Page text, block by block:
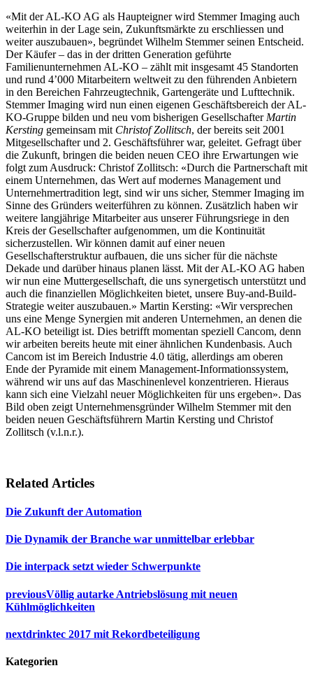
«Mit der AL-KO AG als Haupteigner wird Stemmer Imaging auch
weiterhin in der Lage sein, Zukunftsmärkte zu erschliessen und
weiter auszubauen», begründet Wilhelm Stemmer seinen Entscheid.
Der Käufer – das in der dritten Generation geführte
Familienunternehmen AL-KO – zählt mit insgesamt 45 Standorten
und rund 4’000 Mitarbeitern weltweit zu den führenden Anbietern
in den Bereichen Fahrzeugtechnik, Gartengeräte und Lufttechnik.
Stemmer Imaging wird nun einen eigenen Geschäftsbereich der AL-
KO-Gruppe bilden und neu vom bisherigen Gesellschafter Martin
Kersting gemeinsam mit Christof Zollitsch, der bereits seit 2001
Mitgesellschafter und 2. Geschäftsführer war, geleitet. Gefragt über
die Zukunft, bringen die beiden neuen CEO ihre Erwartungen wie
folgt zum Ausdruck: Christof Zollitsch: «Durch die Partnerschaft mit
einem Unternehmen, das Wert auf modernes Management und
Unternehmertradition legt, sind wir uns sicher, Stemmer Imaging im
Sinne des Gründers weiterführen zu können. Zusätzlich haben wir
weitere langjährige Mitarbeiter aus unserer Führungsriege in den
Kreis der Gesellschafter aufgenommen, um die Kontinuität
sicherzustellen. Wir können damit auf einer neuen
Gesellschafterstruktur aufbauen, die uns sicher für die nächste
Dekade und darüber hinaus planen lässt. Mit der AL-KO AG haben
wir nun eine Muttergesellschaft, die uns synergetisch unterstützt und
auch die finanziellen Möglichkeiten bietet, unsere Buy-and-Build-
Strategie weiter auszubauen.» Martin Kersting: «Wir versprechen
uns eine Menge Synergien mit anderen Unternehmen, an denen die
AL-KO beteiligt ist. Dies betrifft momentan speziell Cancom, denn
wir arbeiten bereits heute mit einer ähnlichen Kundenbasis. Auch
Cancom ist im Bereich Industrie 4.0 tätig, allerdings am oberen
Ende der Pyramide mit einem Management-Informationssystem,
während wir uns auf das Maschinenlevel konzentrieren. Hieraus
kann sich eine Vielzahl neuer Möglichkeiten für uns ergeben». Das
Bild oben zeigt Unternehmensgründer Wilhelm Stemmer mit den
beiden neuen Geschäftsführern Martin Kersting und Christof
Zollitsch (v.l.n.r.).
Related Articles
Die Zukunft der Automation
Die Dynamik der Branche war unmittelbar erlebbar
Die interpack setzt wieder Schwerpunkte
previousVöllig autarke Antriebslösung mit neuen
Kühlmöglichkeiten
nextdrinktec 2017 mit Rekordbeteiligung
Kategorien